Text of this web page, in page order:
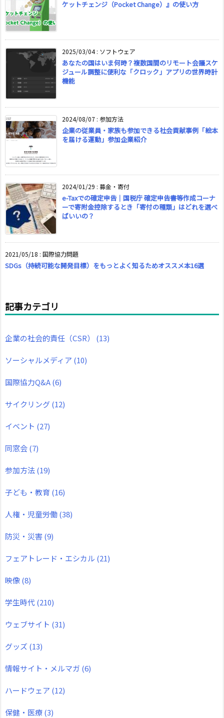
ケットチェンジ（Pocket Change）』の使い方
2025/03/04: ソフトウェア
あなたの国はいま何時？複数国間のリモート会議スケ
ジュール調整に便利な「クロック」アプリの世界時計
機能
2024/08/07 : 参加方法
企業の従業員・家族も参加できる社会貢献事例「絵本
を届ける運動」参加企業紹介
2024/01/29 : 募金・寄付
e-Taxでの確定申告｜国税庁 確定申告書等作成コーナ
ーで寄附金控除するとき「寄付の種類」はどれを選べ
ばいいの？
2021/05/18 : 国際協力問題
SDGs（持続可能な開発目標）をもっとよく知るためオススメ本16選
記事カテゴリ
企業の社会的責任（CSR） (13)
ソーシャルメディア (10)
国際協力Q&A(6)
サイクリング(12)
イベント (27)
同窓会(7)
参加方法(19)
子ども・教育 (16)
人権・児童労働(38)
防災・災害(9)
フェアトレード・エシカル (21)
映像(8)
学生時代(210)
ウェブサイト (31)
グッズ (13)
情報サイト・メルマガ (6)
ハードウェア (12)
保健・医療(3)